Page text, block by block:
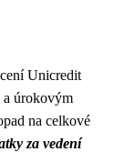
Unicredit
a úrokovým
na celkové
za vedení